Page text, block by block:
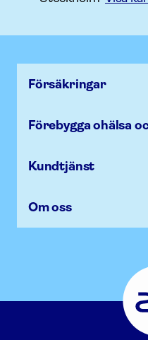
Försäk­ringar
Förebygga ohälsa
Kundtjänst
Om oss
Gå
till